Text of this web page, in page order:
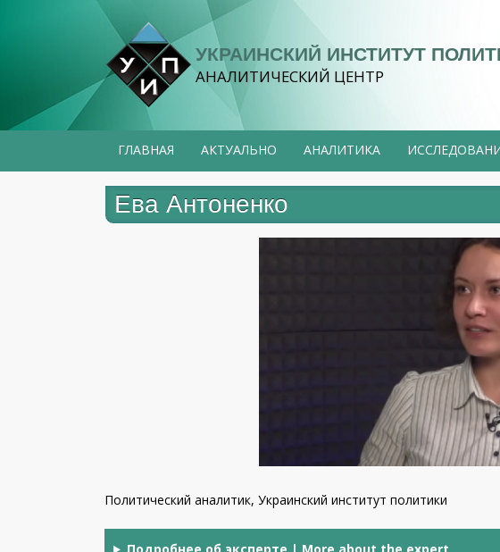
УКРАИНСКИЙ ИНСТИТУТ
АНАЛИТИЧЕСКИЙ ЦЕНТР
ГЛАВНАЯ АКТУАЛЬНО АНАЛИТИКА
Ева Антоненко
Политический аналитик, Украинский институт политики